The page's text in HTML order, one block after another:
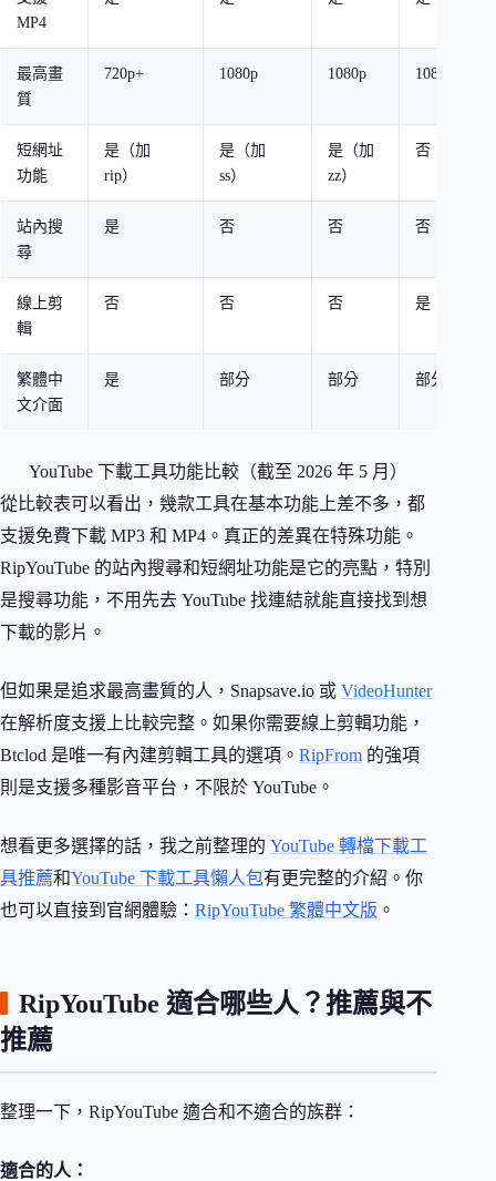
MP4
最高畫
質
720p+ 1080p 1080p 1080p
短網址
功能
是（加
rip）
是（加
ss）
是（加
zz）
否
站內搜
尋
是 否 否 否
線上剪
輯
否 否 否 是
繁體中
文介面
是 部分 部分 部分
YouTube 下載工具功能比較（截至 2026 年 5 月）
從比較表可以看出，幾款工具在基本功能上差不多，都
支援免費下載 MP3 和 MP4。真正的差異在特殊功能。
RipYouTube 的站內搜尋和短網址功能是它的亮點，特別
是搜尋功能，不用先去 YouTube 找連結就能直接找到想
下載的影片。
但如果是追求最高畫質的人，Snapsave.io 或 VideoHunter
在解析度支援上比較完整。如果你需要線上剪輯功能，
Btclod 是唯一有內建剪輯工具的選項。 RipFrom 的強項
則是支援多種影音平台，不限於 YouTube。
想看更多選擇的話，我之前整理的 YouTube 轉檔下載工
具推薦和YouTube 下載工具懶人包有更完整的介紹。你
也可以直接到官網體驗： RipYouTube 繁體中文版 。
RipYouTube 適合哪些人？推薦與不
推薦
整理一下，RipYouTube 適合和不適合的族群：
適合的人：